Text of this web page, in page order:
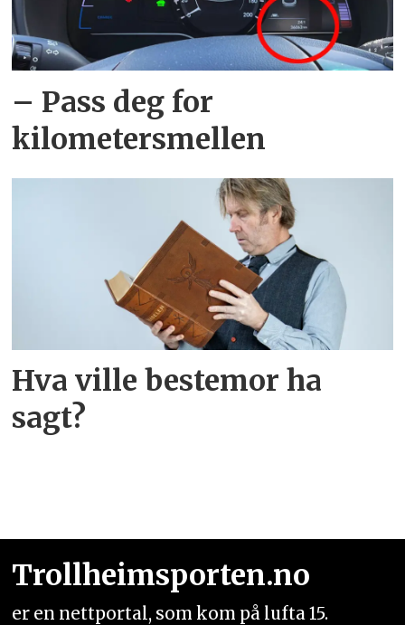
– Pass deg for
kilometersmellen
Hva ville bestemor ha
sagt?
Trollheimsporten.no
er en nettportal, som kom på lufta 15.